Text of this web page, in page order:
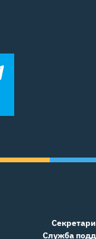
Служба